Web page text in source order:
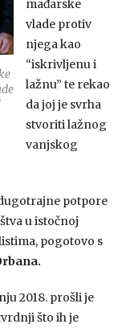
mađarske
vlade protiv
njega kao
“iskrivljenu i
lažnu” te rekao
da joj je svrha
stvoriti lažnog
vanjskog
potpore
u istočnoj
pogotovo s
2018. prošli je
što ih je